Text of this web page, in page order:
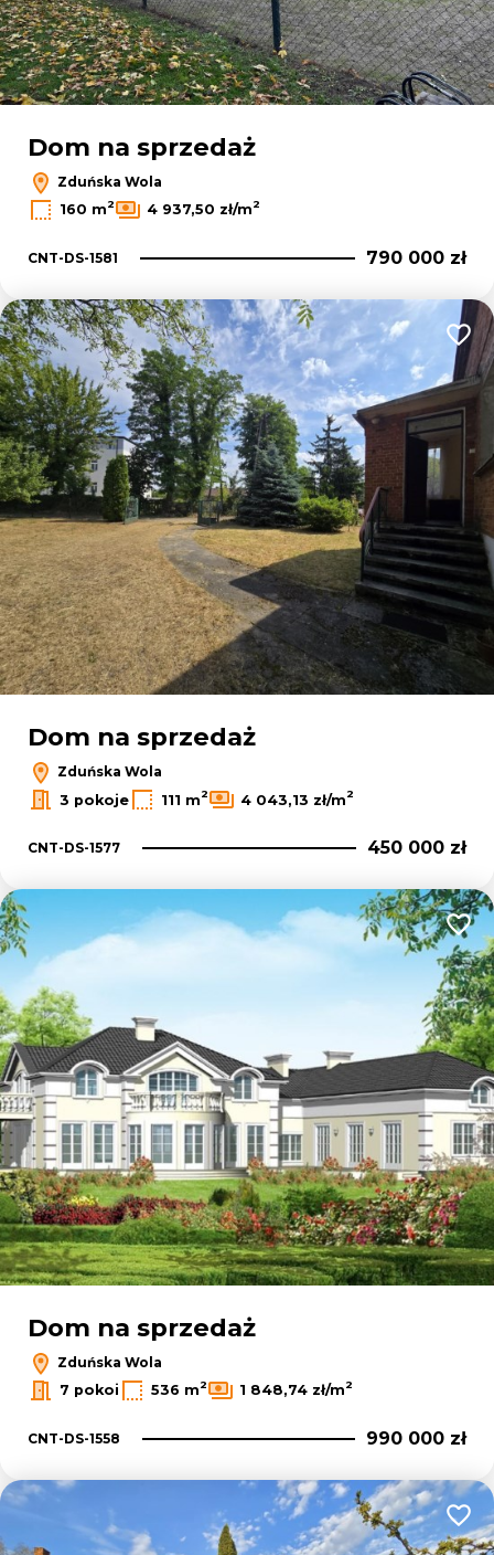
Dom na sprzedaż
Zduńska Wola
160 m2 4 937,50 zł/m2
CNT-DS-1581 790 000 zł
Dom na sprzedaż
Zduńska Wola
3 pokoje
111 m2 4 043,13 zł/m2
CNT-DS-1577 450 000 zł
Dom na sprzedaż
Zduńska Wola
7 pokoi
536 m2 1 848,74 zł/m2
CNT-DS-1558 990 000 zł